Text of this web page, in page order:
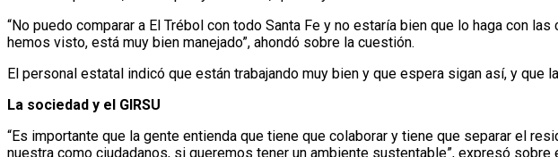
“No puedo comparar a El Trébol con todo Santa Fe y no estaría bien que lo haga con
hemos visto, está muy bien manejado”, ahondó sobre la cuestión.
El personal estatal indicó que están trabajando muy bien y que espera sigan así, y que
La sociedad y el GIRSU
“Es importante que la gente entienda que tiene que colaborar y tiene que separar el
nuestra como ciudadanos, si queremos tener un ambiente sustentable”, expresó